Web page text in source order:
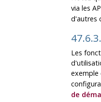
via les
d'autres
Les
exemple
de